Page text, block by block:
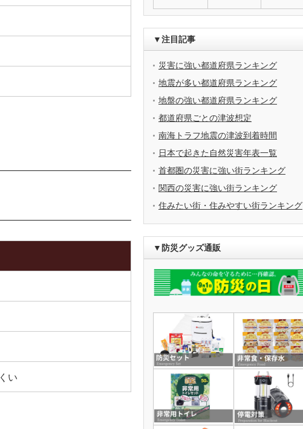
い
▼注目記事
災害に強い都道府県ランキング
地震が多い都道府県ランキング
地盤の強い都道府県ランキング
都道府県ごとの津波想定
南海トラフ地震の津波到着時間
日本で起きた自然災害年表一覧
首都圏の災害に強い街ランキング
関西の災害に強い街ランキング
住みたい街・住みやすい街ランキング
▼防災グッズ通販